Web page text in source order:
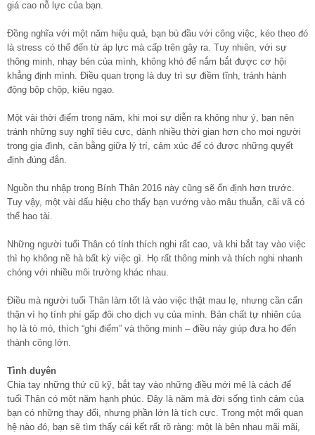
giá cao nỗ lực của bạn.
Đồng nghĩa với một năm hiệu quả, bạn bù đầu với công việc, kéo theo đó
là stress có thể đến từ áp lực mà cấp trên gây ra. Tuy nhiên, với sự
thông minh, nhạy bén của mình, không khó để nắm bắt được cơ hội
khẳng định mình. Điều quan trọng là duy trì sự điềm tĩnh, tránh hành
động bộp chộp, kiêu ngạo.
Một vài thời điểm trong năm, khi mọi sự diễn ra không như ý, bạn nên
tránh những suy nghĩ tiêu cực, dành nhiều thời gian hơn cho mọi người
trong gia đình, cân bằng giữa lý trí, cảm xúc để có được những quyết
định đúng đắn.
Nguồn thu nhập trong Bính Thân 2016 này cũng sẽ ổn định hơn trước.
Tuy vậy, một vài dấu hiệu cho thấy bạn vướng vào mâu thuẫn, cãi vã có
thể hao tài.
Những người tuổi Thân có tính thích nghi rất cao, và khi bắt tay vào việc
thì họ không nề hà bất kỳ việc gì. Họ rất thông minh và thích nghi nhanh
chóng với nhiều môi trường khác nhau.
Điều mà người tuổi Thân làm tốt là vào việc thật mau lẹ, nhưng cần cẩn
thận vì họ tính phí gấp đôi cho dịch vụ của mình. Bản chất tự nhiên của
họ là tò mò, thích “ghi điểm” và thông minh – điều này giúp đưa họ đến
thành công lớn.
Tình duyên
Chia tay những thứ cũ kỹ, bắt tay vào những điều mới mẻ là cách để
tuổi Thân có một năm hạnh phúc. Đây là năm mà đời sống tình cảm của
bạn có những thay đổi, nhưng phần lớn là tích cực. Trong một mối quan
hệ nào đó, bạn sẽ tìm thấy cái kết rất rõ ràng: một là bên nhau mãi mãi,